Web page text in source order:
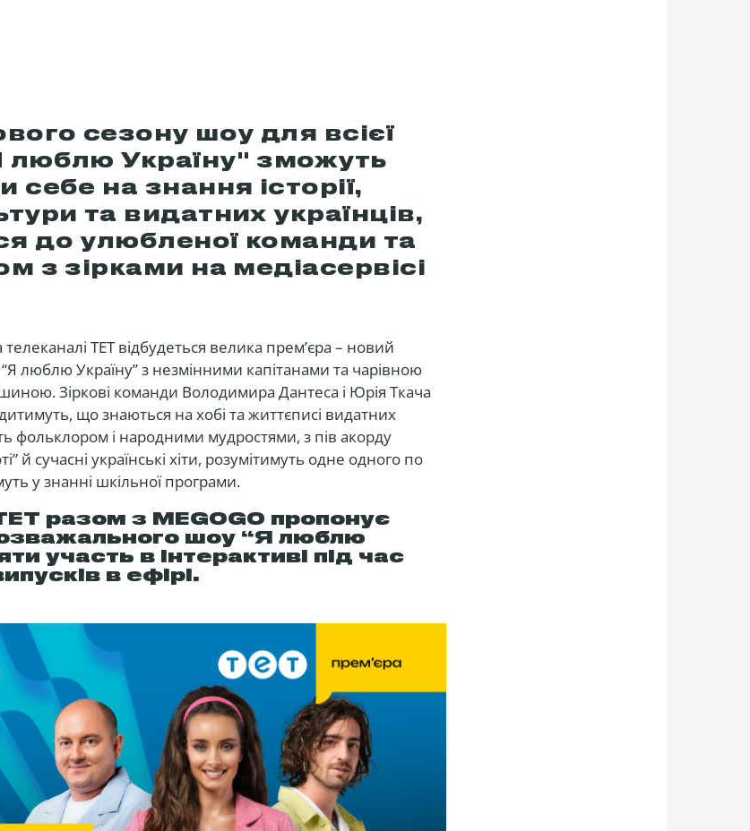
сезону шоу для всієї
люблю Україну" зможуть
себе на знання історії,
та видатних українців,
до улюбленої команди та
з зірками на медіасервісі
ТЕТ відбудеться велика прем’єра – новий
люблю Україну” з незмінними капітанами та чарівною
Зіркові команди Володимира Дантеса і Юрія Ткача
що знаються на хобі та життєписі видатних
фольклором і народними мудростями, з пів акорду
й сучасні українські хіти, розумітимуть одне одного по
у знанні шкільної програми.
разом з MEGOGO пропонує
шоу “Я люблю
участь в інтерактиві під час
в ефірі.